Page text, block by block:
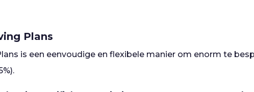
Plans
is een eenvoudige en flexibele manier om enorm te